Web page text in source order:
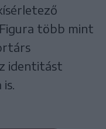
több mint
identitást